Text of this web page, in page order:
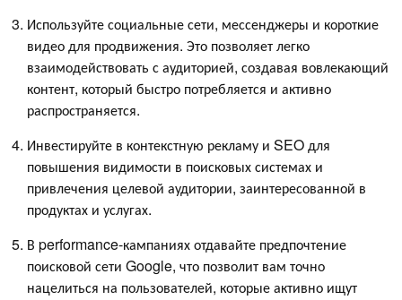
Используйте социальные сети, мессенджеры и короткие
видео для продвижения. Это позволяет легко
взаимодействовать с аудиторией, создавая вовлекающий
контент, который быстро потребляется и активно
распространяется.
Инвестируйте в контекстную рекламу и SEO для
повышения видимости в поисковых системах и
привлечения целевой аудитории, заинтересованной в
продуктах и услугах.
В performance-кампаниях отдавайте предпочтение
поисковой сети Google, что позволит вам точно
нацелиться на пользователей, которые активно ищут